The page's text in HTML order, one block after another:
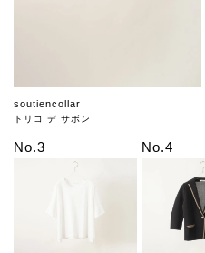
soutiencollar
トリコ デ サボン
No.3 No.4